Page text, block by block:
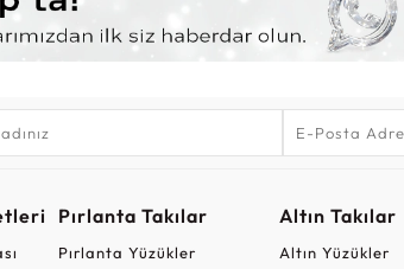
Pırlanta Takılar
Pırlanta Yüzükler
Altın Takılar
Altın Yüzükler